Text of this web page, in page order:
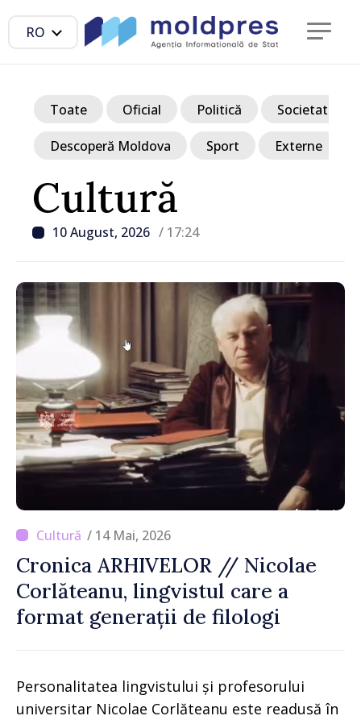
RO
Cultură
10 August, 2026 / 17:24
Toate Oficial Politică Societate
Descoperă Moldova Sport Externe
/ 14 Mai, 2026
Cronica ARHIVELOR // Nicolae
Corlăteanu, lingvistul care a
format generații de filologi
Personalitatea lingvistului și profesorului
universitar Nicolae Corlăteanu este readusă în